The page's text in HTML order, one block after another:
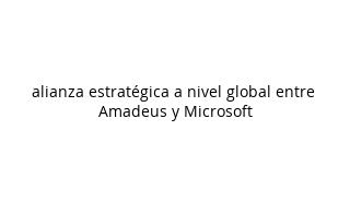
alianza estratégica a nivel global entre
Amadeus y Microsoft